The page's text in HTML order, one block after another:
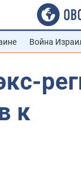
Война
к